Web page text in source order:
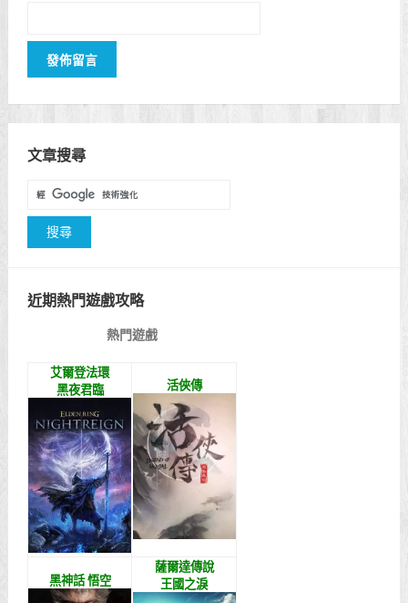
文章搜尋
近期熱門遊戲攻略
熱門遊戲
艾爾登法環
黑夜君臨
活俠傳
黑神話 悟空
薩爾達傳說
王國之淚